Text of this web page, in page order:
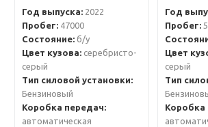
Год выпуска:2022
Пробег:47000
Состояние:б/у
Цвет кузова:серебристо-
серый
Тип силовой установки:
Бензиновый
Коробка передач:
автоматическая
Год
Пробег:
Цвет
серый
Тип
Коробка